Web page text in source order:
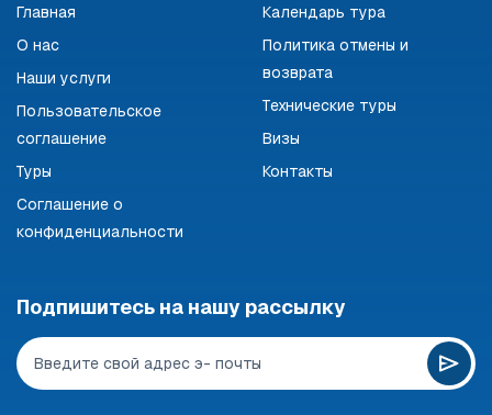
Главная
О нас
Наши услуги
Пользовательское
соглашение
Туры
Соглашение о
конфиденциальности
Календарь тура
Политика отмены и
возврата
Технические туры
Визы
Контакты
Подпишитесь на нашу рассылку